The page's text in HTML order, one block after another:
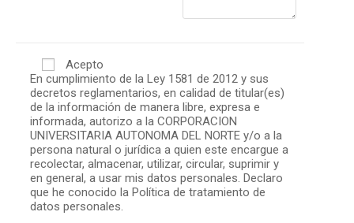
Acepto
En cumplimiento de la Ley 1581 de 2012 y sus
decretos reglamentarios, en calidad de titular(es)
de la información de manera libre, expresa e
informada, autorizo a la CORPORACION
UNIVERSITARIA AUTONOMA DEL NORTE y/o a la
persona natural o jurídica a quien este encargue a
recolectar, almacenar, utilizar, circular, suprimir y
en general, a usar mis datos personales. Declaro
que he conocido la Política de tratamiento de
datos personales.